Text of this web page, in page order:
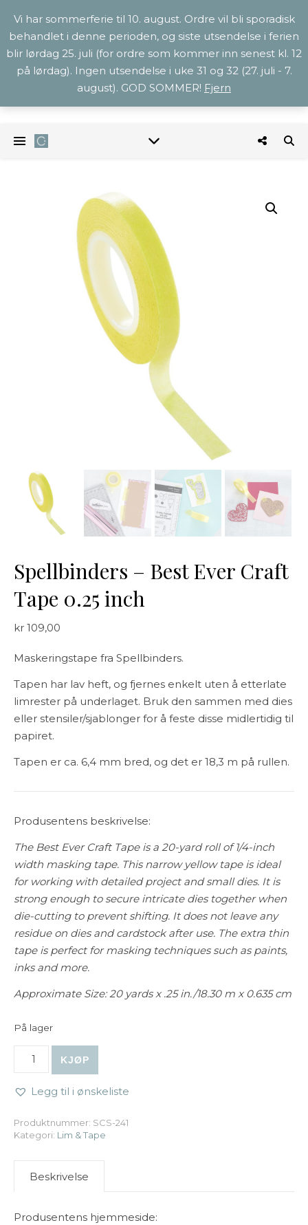
Spellbinders – Best Ever Craft
Tape 0.25 inch
kr 109,00
Maskeringstape fra Spellbinders.
Tapen har lav heft, og fjernes enkelt uten å etterlate
limrester på underlaget. Bruk den sammen med dies
eller stensiler/sjablonger for å feste disse midlertidig til
papiret.
Tapen er ca. 6,4 mm bred, og det er 18,3 m på rullen.
Produsentens beskrivelse:
The Best Ever Craft Tape is a 20-yard roll of 1/4-inch
width masking tape. This narrow yellow tape is ideal
for working with detailed project and small dies. It is
strong enough to secure intricate dies together when
die-cutting to prevent shifting. It does not leave any
residue on dies and cardstock after use. The extra thin
tape is perfect for masking techniques such as paints,
inks and more.
Approximate Size: 20 yards x .25 in./18.30 m x 0.635 cm
På lager
KJØP
Legg til i ønskeliste
Produktnummer: SCS-241
Kategori: Lim & Tape
Beskrivelse
Produsentens hjemmeside:
Vi har sommerferie til 10. august. Ordre vil bli sporadisk
behandlet i denne perioden, og siste utsendelse i ferien
blir lørdag 25. juli (for ordre som kommer inn senest kl. 12
på lørdag). Ingen utsendelse i uke 31 og 32 (27. juli - 7.
august). GOD SOMMER! Fjern